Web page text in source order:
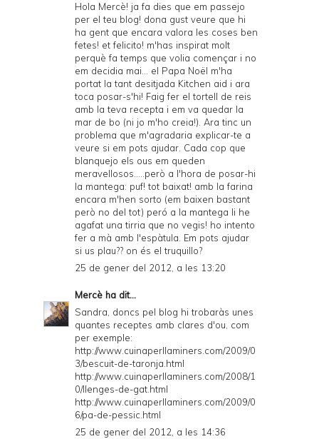
Hola Mercè! ja fa dies que em passejo
per el teu blog! dona gust veure que hi
ha gent que encara valora les coses ben
fetes! et felicito! m'has inspirat molt
perquè fa temps que volia començar i no
em decidia mai... el Papa Noël m'ha
portat la tant desitjada Kitchen aid i ara
toca posar-s'hi! Faig fer el tortell de reis
amb la teva recepta i em va quedar la
mar de bo (ni jo m'ho creia!). Ara tinc un
problema que m'agradaria explicar-te a
veure si em pots ajudar. Cada cop que
blanquejo els ous em queden
meravellosos.....però a l'hora de posar-hi
la mantega: puf! tot baixat! amb la farina
encara m'hen sorto (em baixen bastant
però no del tot) peró a la mantega li he
agafat una tirria que no vegis! ho intento
fer a mà amb l'espàtula. Em pots ajudar
si us plau?? on és el truquillo?
25 de gener del 2012, a les 13:20
Mercè ha dit...
Sandra, doncs pel blog hi trobaràs unes
quantes receptes amb clares d'ou, com
per exemple:
http://www.cuinaperllaminers.com/2009/0
3/bescuit-de-taronja.html
http://www.cuinaperllaminers.com/2008/1
0/llenges-de-gat.html
http://www.cuinaperllaminers.com/2009/0
6/pa-de-pessic.html
25 de gener del 2012, a les 14:36